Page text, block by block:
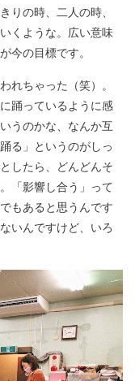
りの時、二人の時、
くような。広い意味
今の目標です。
ちゃった（笑）。
踊っているように感
うのかな、なんか互
る」というのがしっ
したら、どんどんそ
「影響し合う」って
もあると思うんです
いんですけど、いろ